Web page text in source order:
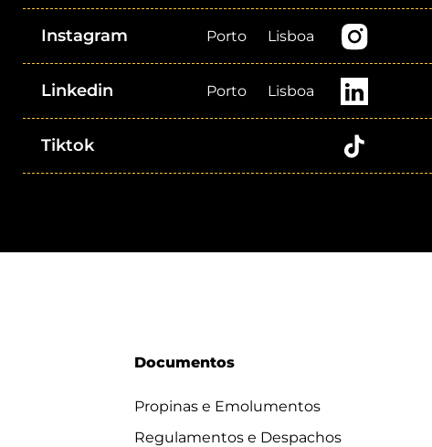
Instagram Porto Lisboa
Linkedin Porto Lisboa
Tiktok
Documentos
Propinas e Emolumentos
Regulamentos e Despachos